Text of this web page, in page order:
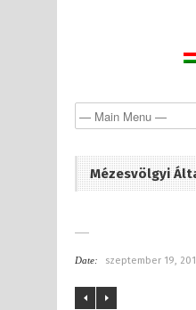
Mézesvölgyi
Date: szeptember 19,